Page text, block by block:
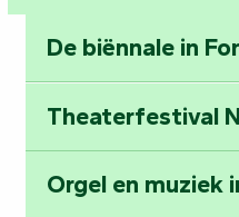
De verhalenvertellers
Ontrafel de
De biënnale in
Theaterfestival
Orgel en muziek
moet per e-
worden
de wijzigingsaanvraag
de Dienst voor
voortvloeiende
e-mail naar de klant
individueel wordt
Toerisme ter
wijzigingen